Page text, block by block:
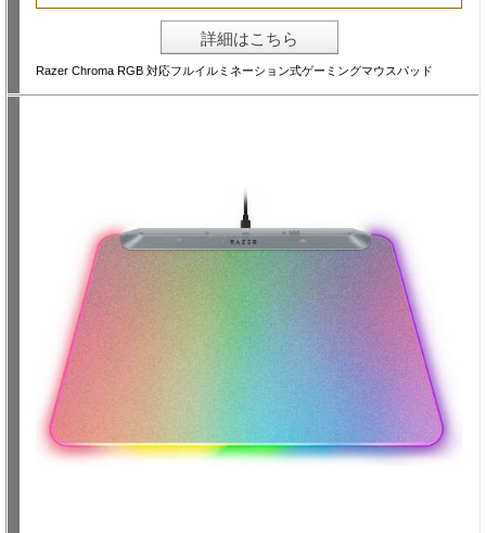
詳細はこちら
Razer Chroma RGB 対応フルイルミネーション式ゲーミングマウスパッド